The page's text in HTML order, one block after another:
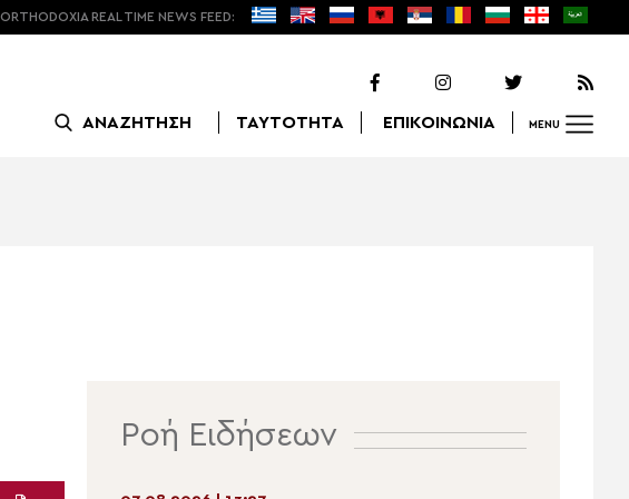
ORTHODOXIA REAL TIME NEWS FEED:
ΑΝΑΖΗΤΗΣΗ ΤΑΥΤΟΤΗΤΑ ΕΠΙΚΟΙΝΩΝΙΑ MENU
Ροή Ειδήσεων